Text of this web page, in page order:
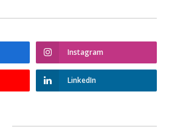
Instagram
LinkedIn